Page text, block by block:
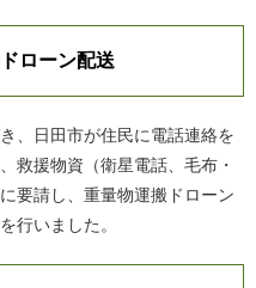
ローン配送
、日田市が住民に電話連絡を
救援物資（衛星電話、毛布・
要請し、重量物運搬ドローン
行いました。